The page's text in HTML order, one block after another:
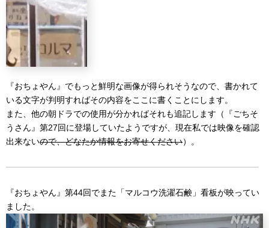
『おちょやん』でもっと鮮明な画像が得られそうなので、書かれて
いる文字が判明すればその内容をここに書くことにします。
また、他の朝ドラでの使用が分かればそれも追記します（『ごちそ
うさん』第27回に登場していたようですが、現在私では映像を確認
出来ないので、どなたか情報をお寄せください）。
『おちょやん』第44回でまた「マルコウ洗濯石鹸」看板が映ってい
ました。